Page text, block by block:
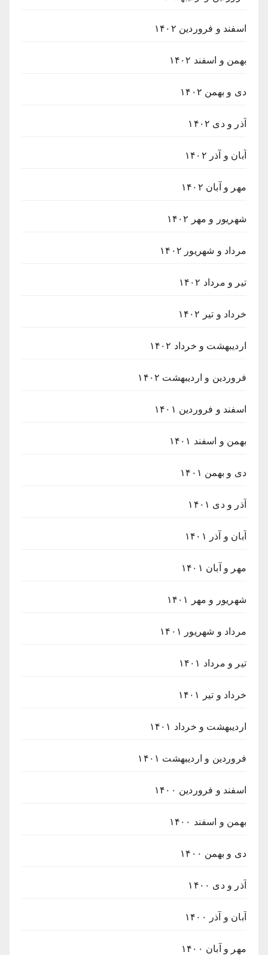
اسفند و فروردین ۱۴۰۲
بهمن و اسفند ۱۴۰۲
دی و بهمن ۱۴۰۲
آذر و دی ۱۴۰۲
آبان و آذر ۱۴۰۲
مهر و آبان ۱۴۰۲
شهریور و مهر ۱۴۰۲
مرداد و شهریور ۱۴۰۲
تیر و مرداد ۱۴۰۲
خرداد و تیر ۱۴۰۲
اردیبهشت و خرداد ۱۴۰۲
فروردین و اردیبهشت ۱۴۰۲
اسفند و فروردین ۱۴۰۱
بهمن و اسفند ۱۴۰۱
دی و بهمن ۱۴۰۱
آذر و دی ۱۴۰۱
آبان و آذر ۱۴۰۱
مهر و آبان ۱۴۰۱
شهریور و مهر ۱۴۰۱
مرداد و شهریور ۱۴۰۱
تیر و مرداد ۱۴۰۱
خرداد و تیر ۱۴۰۱
اردیبهشت و خرداد ۱۴۰۱
فروردین و اردیبهشت ۱۴۰۱
اسفند و فروردین ۱۴۰۰
بهمن و اسفند ۱۴۰۰
دی و بهمن ۱۴۰۰
آذر و دی ۱۴۰۰
آبان و آذر ۱۴۰۰
مهر و آبان ۱۴۰۰